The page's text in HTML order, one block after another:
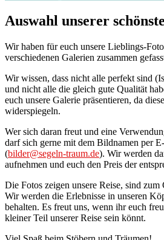
Auswahl unserer
Wir haben für euch unsere Lieblings-
verschiedenen Galerien zusammen
Wir wissen, dass nicht alle perfekt sind
und nicht alle die gleich gute Qualität
euch unsere Galerie präsentieren, da
widerspiegeln.
Wer sich daran freut und eine
darf sich gerne mit dem Bildnamen per
(bilder@segeln-traum.de). Wir werden
aufnehmen und euch den Preis der
Die Fotos zeigen unsere Reise, sind
Wir werden die Erlebnisse in unseren
behalten. Es freut uns, wenn ihr euch
kleiner Teil unserer Reise sein könnt.